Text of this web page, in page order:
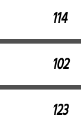
114
102
123